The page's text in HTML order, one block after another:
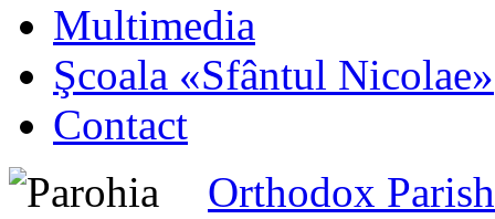
Multimedia
Şcoala «Sfântul Nicolae»
Contact
Orthodox